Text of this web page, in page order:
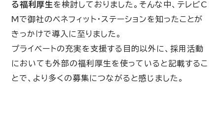
る福利厚生を検討しておりました。そんな中、テレビC
M で御社のベネフィット・ステーションを知ったことが
きっかけで導入に至りました。
プライベートの充実を支援する目的以外に、採用活動
においても外部の福利厚生を使っていると記載するこ
とで、より多くの募集につながると感じました。